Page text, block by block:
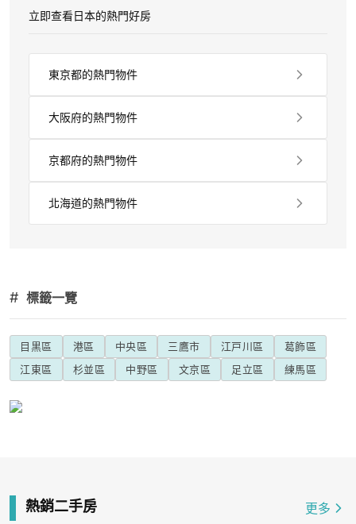
立即查看日本的熱門好房
東京都的熱門物件
大阪府的熱門物件
京都府的熱門物件
北海道的熱門物件
# 標籤一覽
目黒區 港區 中央區 三鷹市 江戸川區
葛飾區
江東區
杉並區 中野區 文京區 足立區 練馬區
熱銷二手房 更多